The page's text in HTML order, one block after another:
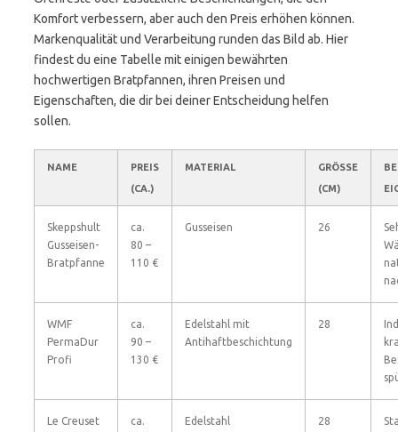
Komfort verbessern, aber auch den Preis erhöhen können.
Markenqualität und Verarbeitung runden das Bild ab. Hier
findest du eine Tabelle mit einigen bewährten
hochwertigen Bratpfannen, ihren Preisen und
Eigenschaften, die dir bei deiner Entscheidung helfen
sollen.
NAME
PREIS
(CA.)
MATERIAL
GRÖSSE (
CM)
Skeppshult
Gusseisen-
Bratpfanne
ca.
80 –
110 €
Gusseisen 26
WMF
PermaDur
Profi
ca.
90 –
130 €
Edelstahl mit
Antihaftbeschichtung
28
Le Creuset
ca.
Edelstahl 28